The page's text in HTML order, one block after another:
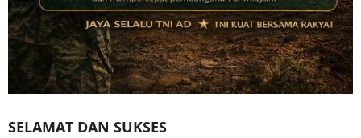
SELAMAT DAN SUKSES